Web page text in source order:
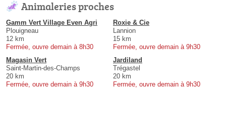
Animaleries proches
Gamm Vert Village Even Agri
Plouigneau
12 km
Fermée, ouvre demain à 8h30
Roxie & Cie
Lannion
15 km
Fermée, ouvre demain à 9h30
Magasin Vert
Saint-Martin-des-Champs
20 km
Fermée, ouvre demain à 9h30
Jardiland
Trégastel
20 km
Fermée, ouvre demain à 9h30